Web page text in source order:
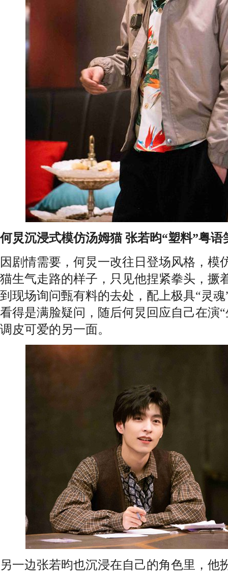
何炅沉浸式模仿汤姆猫 张若昀“塑料”粤语
因剧情需要，何炅一改往日登场风格，模
猫生气走路的样子，只见他捏紧拳头，撅
到现场询问甄有料的去处，配上极具“灵
看得是满脸疑问，随后何炅回应自己在演
调皮可爱的另一面。
另一边张若昀也沉浸在自己的角色里，他